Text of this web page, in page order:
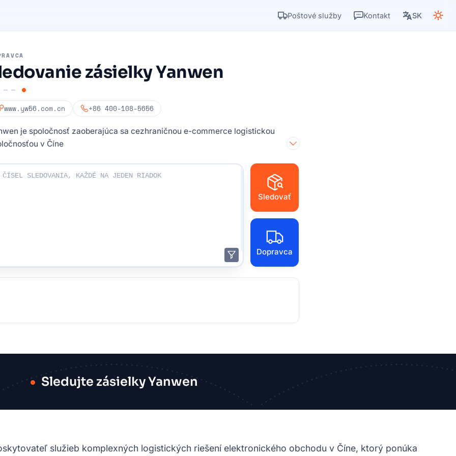
Poštové služby Kontakt SK
zásielky Yanwen
www.yw56.com.cn +86 400-108-5656
je spoločnosť zaoberajúca sa cezhraničnou e-commerce logistickou
v Číne
čísla:
Sledovať
Dopravca
Sledujte zásielky Yanwen
služieb komplexných logistických riešení elektronického obchodu v Číne, ktorý ponúka